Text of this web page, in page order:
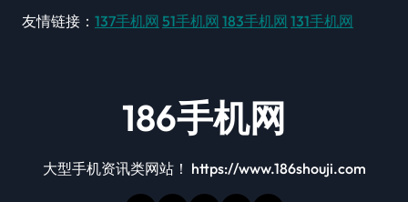
友情链接： 137手机网 51手机网 183手机网 131手机网
186手机网
大型手机资讯类网站！ https://www.186shouji.com